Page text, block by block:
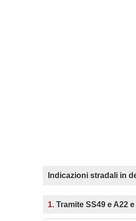
Indicazioni stradali in
1. Tramite SS49 e A22